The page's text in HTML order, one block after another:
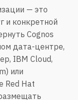
— это
и конкретной
Cognos
дата-центре,
IBM Cloud,
или
Red Hat